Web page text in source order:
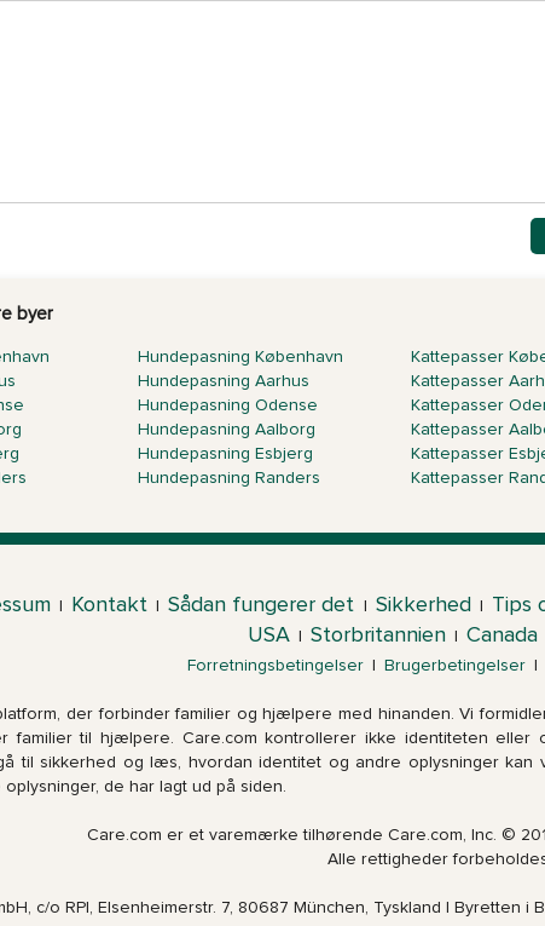
byer
Hundepasning København
Hundepasning Aarhus
Hundepasning Odense
Hundepasning Aalborg
Hundepasning Esbjerg
Hundepasning Randers
Kattepasser
Kattepasser
Kattepasser
Kattepasser
Kattepasser
Kattepasser
Kontakt Sådan fungerer det Sikkerhed Tips
USA Storbritannien Canada
Forretningsbetingelser Brugerbetingelser
der forbinder familier og hjælpere med hinanden. Vi
familier til hjælpere. Care.com kontrollerer ikke identiteten
til sikkerhed og læs, hvordan identitet og andre oplysninger kan
de har lagt ud på siden.
Care.com er et varemærke tilhørende Care.com, Inc. ©
Alle rettigheder
c/o RPI, Elsenheimerstr. 7, 80687 München, Tyskland | Byretten i